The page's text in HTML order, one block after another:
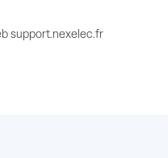
support.nexelec.fr